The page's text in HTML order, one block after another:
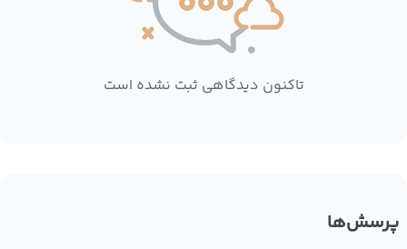
تاکنون دیدگاهی ثبت نشده است
پرسش‌ها